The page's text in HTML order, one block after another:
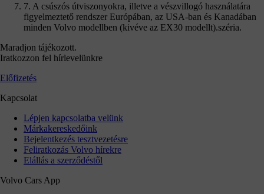
7. A csúszós útviszonyokra, illetve a vészvillogó használatára
figyelmeztető rendszer Európában, az USA-ban és Kanadában
minden Volvo modellben (kivéve az EX30 modellt).széria.